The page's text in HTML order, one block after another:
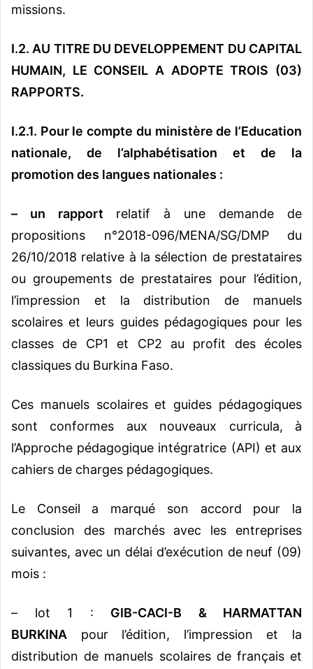
missions.
I.2. AU TITRE DU DEVELOPPEMENT DU CAPITAL
HUMAIN, LE CONSEIL A ADOPTE TROIS (03)
RAPPORTS.
I.2.1. Pour le compte du ministère de l’Education
nationale, de l’alphabétisation et de la
promotion des langues nationales :
– un rapport relatif à une demande de
propositions n°2018-096/MENA/SG/DMP du
26/10/2018 relative à la sélection de prestataires
ou groupements de prestataires pour l’édition,
l’impression et la distribution de manuels
scolaires et leurs guides pédagogiques pour les
classes de CP1 et CP2 au profit des écoles
classiques du Burkina Faso.
Ces manuels scolaires et guides pédagogiques
sont conformes aux nouveaux curricula, à
l’Approche pédagogique intégratrice (API) et aux
cahiers de charges pédagogiques.
Le Conseil a marqué son accord pour la
conclusion des marchés avec les entreprises
suivantes, avec un délai d’exécution de neuf (09)
mois :
– lot 1 : GIB-CACI-B & HARMATTAN
BURKINA pour l’édition, l’impression et la
distribution de manuels scolaires de français et